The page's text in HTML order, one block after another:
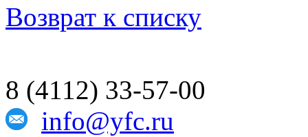
Возврат к списку
8 (4112) 33-57-00
info@yfc.ru